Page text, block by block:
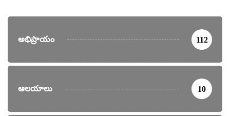
అభిప్రాయం 112
ఆలయాలు 10